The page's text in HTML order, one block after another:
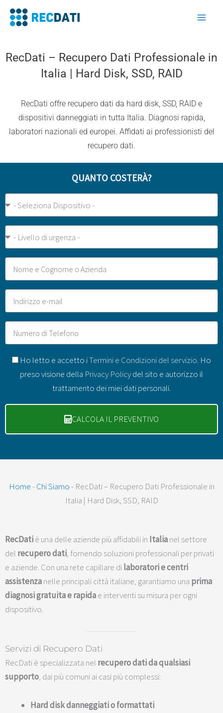
RecDati – Recupero Dati Professionale in
Italia | Hard Disk, SSD, RAID
RecDati offre recupero dati da hard disk, SSD, RAID e
dispositivi danneggiati in tutta Italia. Diagnosi rapida,
laboratori nazionali ed europei. Affidati ai professionisti del
recupero dati.
QUANTO COSTERÀ?
Dispositivo
GDPRHo letto e accetto iTermini e Condizioni del servizio. Ho
preso visione della Privacy Policydel sito e autorizzo il
trattamento dei miei dati personali.
CALCOLA IL PREVENTIVO
Home-Chi Siamo- RecDati – Recupero Dati Professionale in
Italia | Hard Disk, SSD, RAID
RecDatiè una delle aziende più affidabili in Italianel settore
del recupero dati, fornendo soluzioni professionali per privati
e aziende. Con una rete capillare dilaboratori e centri
assistenzanelle principali città italiane, garantiamo una prima
diagnosi gratuita e rapidae interventi su misura per ogni
dispositivo.
Servizi di Recupero Dati
RecDati è specializzata nel recupero dati da qualsiasi
supporto, dai più comuni ai casi più complessi:
Hard disk danneggiati o formattati